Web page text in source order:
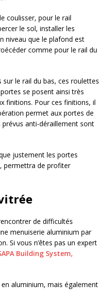
coulisser, pour le rail
le sol, installer les
niveau que le plafond est
comme pour le rail du
le rail du bas, ces roulettes
se posent ainsi très
finitions. Pour ces finitions, il
permet aux portes de
anti-déraillement sont
justement les portes
permettra de profiter
de difficultés
menuiserie aluminium par
Si vous n’êtes pas un expert
Building System,
aluminium, mais également